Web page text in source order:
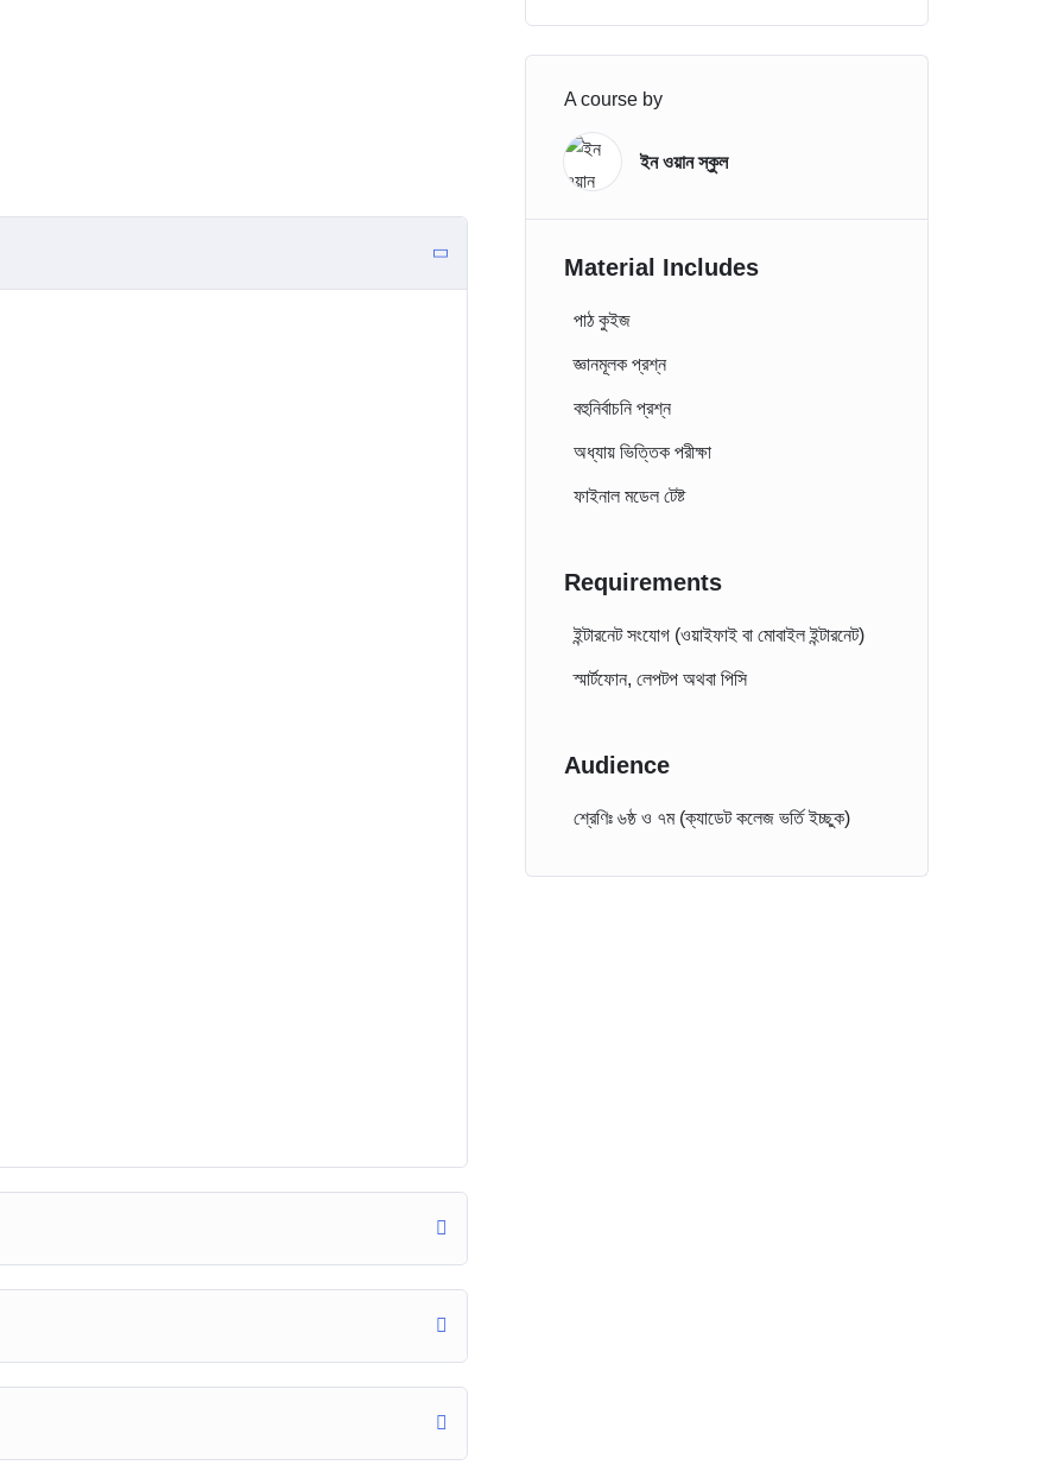
A course by
ইন ওয়ান স্কুল
Material Includes
পাঠ কুইজ
জ্ঞানমূলক প্রশ্ন
বহুনির্বাচনি প্রশ্ন
অধ্যায় ভিত্তিক পরীক্ষা
ফাইনাল মডেল টেষ্ট
Requirements
ইন্টারনেট সংযোগ (ওয়াইফাই বা মোবাইল ইন্টারনেট)
স্মার্টফোন, লেপটপ অথবা পিসি
Audience
শ্রেণিঃ ৬ষ্ঠ ও ৭ম (ক্যাডেট কলেজ ভর্তি ইচ্ছুক)